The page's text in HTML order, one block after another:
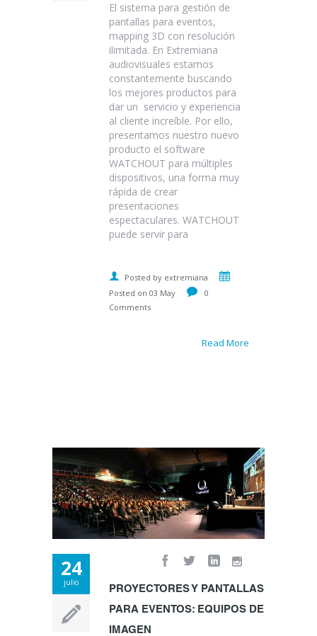
El sistema para gestión de
pantallas para eventos,
mapping 3D con resolución
ilimitada. En Extremiana
audiovisuales estamos
constantemente buscando
los mejores productos para
dar un servicio y experiencia
al cliente increíble. Por ello,
presentamos nuestro nuevo
producto el software
WATCHOUT para múltiples
dispositivos, una forma muy
rápida de crear
presentaciones
espectaculares. WATCHOUT
puede servir para
Posted by extremiana
Posted on 03 May
0
Comments
Read More
24
julio
PROYECTORES Y PANTALLAS
PARA EVENTOS: EQUIPOS DE
IMAGEN